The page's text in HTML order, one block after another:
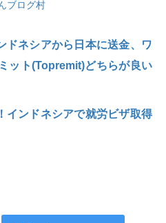
ブログ村
ドネシアから日本に送金、ワ
ット(Topremit)どちらが良い
インドネシアで就労ビザ取得